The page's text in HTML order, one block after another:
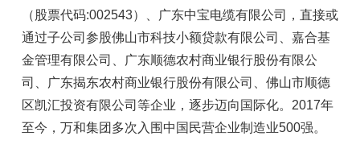
（股票代码:002543）、广东中宝电缆有限公司，直接或
通过子公司参股佛山市科技小额贷款有限公司、嘉合基
金管理有限公司、广东顺德农村商业银行股份有限公
司、广东揭东农村商业银行股份有限公司、佛山市顺德
区凯汇投资有限公司等企业，逐步迈向国际化。2017年
至今，万和集团多次入围中国民营企业制造业500强。